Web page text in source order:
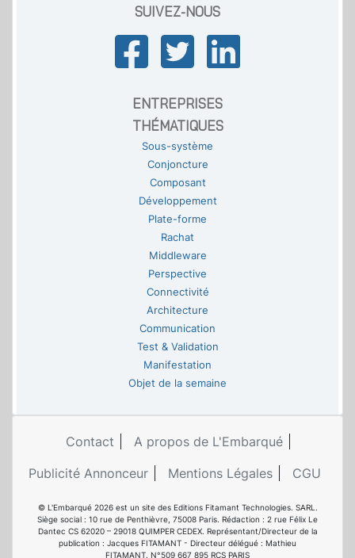
SUIVEZ-NOUS
ENTREPRISES
THÉMATIQUES
Sous-système
Conjoncture
Composant
Développement
Plate-forme
Rachat
Middleware
Perspective
Connectivité
Architecture
Communication
Test & Validation
Manifestation
Objet de la semaine
Contact
A propos de L'Embarqué
Publicité Annonceur
Mentions Légales CGU
© L'Embarqué 2026 est un site des Editions Fitamant Technologies. SARL.
Siège social : 10 rue de Penthièvre, 75008 Paris. Rédaction : 2 rue Félix Le
Dantec CS 62020 – 29018 QUIMPER CEDEX. Représentant/Directeur de la
publication : Jacques FITAMANT - Directeur délégué : Mathieu
FITAMANT. N°509 667 895 RCS PARIS